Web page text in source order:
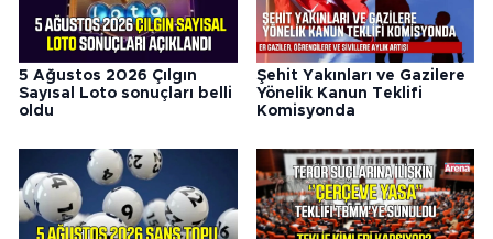
5 Ağustos 2026 Çılgın
Sayısal Loto sonuçları belli
oldu
Şehit Yakınları ve Gazilere
Yönelik Kanun Teklifi
Komisyonda